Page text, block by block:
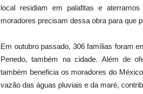
local residiam em palafitas e
moradores precisam dessa obra para que
Em outubro passado, 306 famílias foram
Penedo, também na cidade. Além de
também beneficia os moradores do
vazão das águas pluviais e da maré,